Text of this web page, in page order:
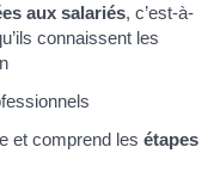
aux salariés, c’est-à-
connaissent les
et comprend les étapes